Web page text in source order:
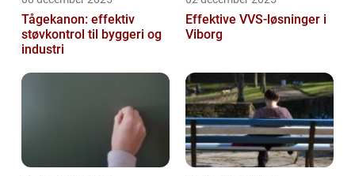
Tågekanon: effektiv
støvkontrol til byggeri og
industri
Effektive VVS-løsninger i
Viborg